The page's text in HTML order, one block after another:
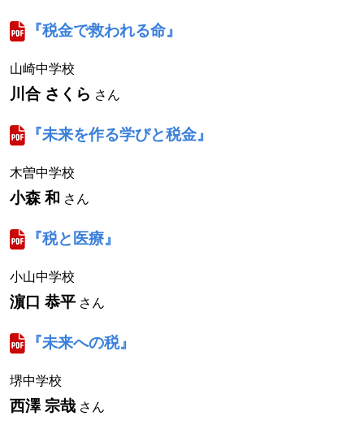
『税金で救われる命』
山崎中学校
川合 さくら さん
『未来を作る学びと税金』
木曽中学校
小森 和 さん
『税と医療』
小山中学校
濵口 恭平 さん
『未来への税』
堺中学校
西澤 宗哉 さん